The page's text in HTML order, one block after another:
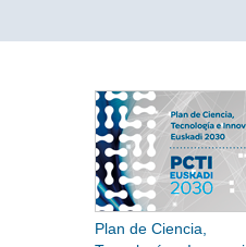
Plan de Ciencia,